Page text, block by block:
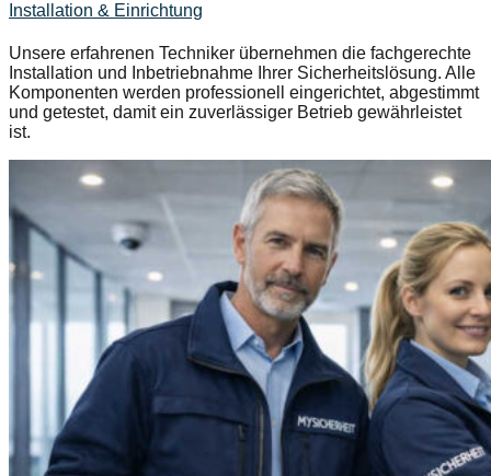
Installation & Einrichtung
Unsere erfahrenen Techniker übernehmen die fachgerechte
Installation und Inbetriebnahme Ihrer Sicherheitslösung. Alle
Komponenten werden professionell eingerichtet, abgestimmt
und getestet, damit ein zuverlässiger Betrieb gewährleistet
ist.